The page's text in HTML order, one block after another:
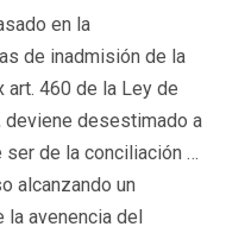
en la
de inadmisión de la
art. 460 de la Ley de
deviene desestimado a
ser de la conciliación …
alcanzando un
la avenencia del